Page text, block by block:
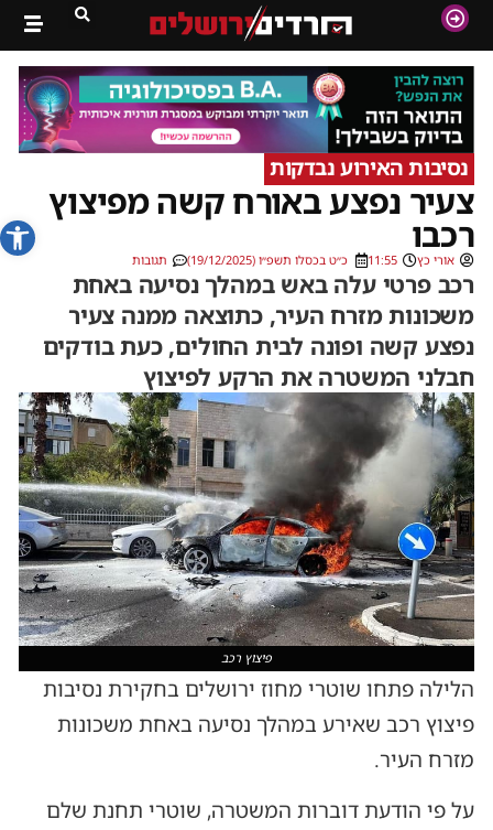
פתח
נסיבות האירוע נבדקות
צעיר נפצע באורח קשה מפיצוץ
רכבו
אורי כץ 11:55 כ״ט בכסלו תשפ״ו (19/12/2025) תגובות
רכב פרטי עלה באש במהלך נסיעה באחת
משכונות מזרח העיר, כתוצאה ממנה צעיר
נפצע קשה ופונה לבית החולים, כעת בודקים
חבלני המשטרה את הרקע לפיצוץ
פיצוץ רכב
הלילה פתחו שוטרי מחוז ירושלים בחקירת נסיבות
פיצוץ רכב שאירע במהלך נסיעה באחת משכונות
מזרח העיר.
על פי הודעת דוברות המשטרה, שוטרי תחנת שלם